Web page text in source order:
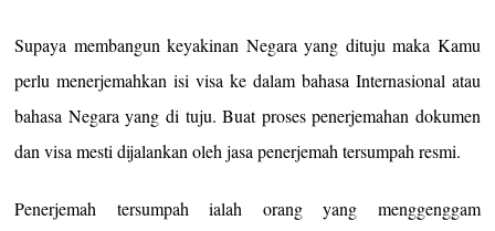
Supaya membangun keyakinan Negara yang dituju maka Kamu
perlu menerjemahkan isi visa ke dalam bahasa Internasional atau
bahasa Negara yang di tuju. Buat proses penerjemahan dokumen
dan visa mesti dijalankan oleh jasa penerjemah tersumpah resmi.
Penerjemah tersumpah ialah orang yang menggenggam